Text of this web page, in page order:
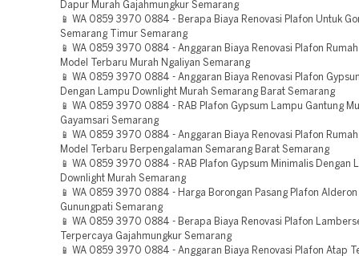
Dapur Murah Gajahmungkur Semarang
📱 WA 0859 3970 0884 - Berapa Biaya Renovasi Plafon Untuk
Semarang Timur Semarang
📱 WA 0859 3970 0884 - Anggaran Biaya Renovasi Plafon
Model Terbaru Murah Ngaliyan Semarang
📱 WA 0859 3970 0884 - Anggaran Biaya Renovasi Plafon
Dengan Lampu Downlight Murah Semarang Barat Semarang
📱 WA 0859 3970 0884 - RAB Plafon Gypsum Lampu Gantung
Gayamsari Semarang
📱 WA 0859 3970 0884 - Anggaran Biaya Renovasi Plafon
Model Terbaru Berpengalaman Semarang Barat Semarang
📱 WA 0859 3970 0884 - RAB Plafon Gypsum Minimalis Dengan
Downlight Murah Semarang
📱 WA 0859 3970 0884 - Harga Borongan Pasang Plafon Alderon
Gunungpati Semarang
📱 WA 0859 3970 0884 - Berapa Biaya Renovasi Plafon
Terpercaya Gajahmungkur Semarang
📱 WA 0859 3970 0884 - Anggaran Biaya Renovasi Plafon Atap